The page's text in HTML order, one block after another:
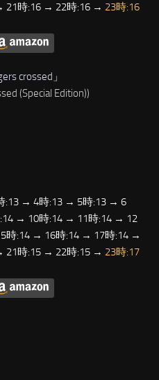
21時:16 → 22時:16 → 23時:16
crossed 」
(Special Edition))
:13 → 4時:13 → 5時:13 → 6
→ 10時:14 → 11時:14 → 12
時:14 → 16時:14 → 17時:14 →
21時:15 → 22時:15 → 23時:17